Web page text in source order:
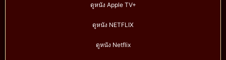
ดูหนัง Apple TV+
ดูหนัง NETFLIX
ดูหนัง Netflix